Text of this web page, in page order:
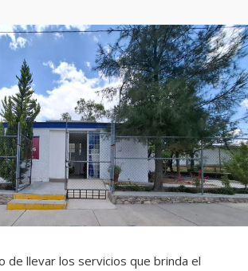
de llevar los servicios que brinda el